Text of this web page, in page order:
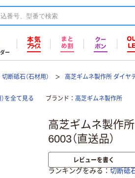
ー
切断砥石（石材用） 高芝ギムネ製作所 ダイヤ
を全て見る ブランド 高芝ギムネ製作所
高芝ギムネ製作
6003（直送品）
レビューを書く
ランキングをみる 切断砥